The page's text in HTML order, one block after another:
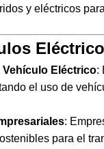
y eléctricos
Vehículo Eléctrico:
el uso de
:
para el